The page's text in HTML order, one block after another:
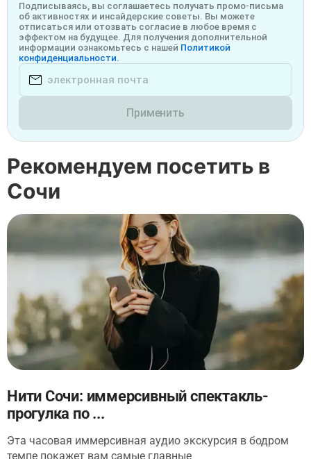
Подписываясь, вы соглашаетесь получать промо-письма
об активностях и инсайдерские советы. Вы можете
отписаться или отозвать согласие в любое время с
эффектом на будущее. Для получения дополнительной
информации ознакомьтесь с нашей Политикой
конфиденциальности.
Применить
Рекомендуем посетить в
Сочи
Нити Сочи: иммерсивный спектакль-
прогулка по ...
Эта часовая иммерсивная аудио экскурсия в бодром
темпе покажет вам самые главные